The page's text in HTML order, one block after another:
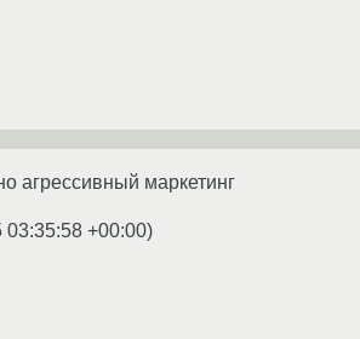
агрессивный маркетинг
03:35:58 +00:00)